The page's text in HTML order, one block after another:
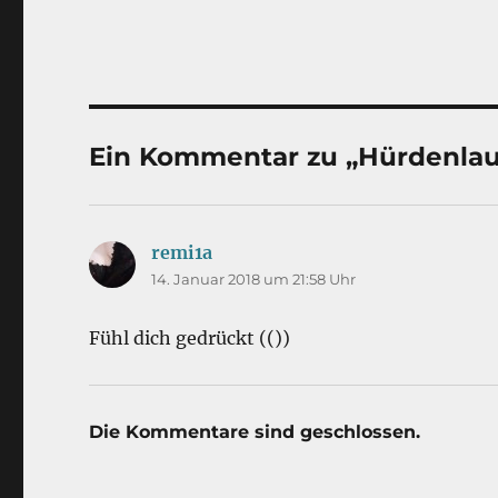
Ein Kommentar zu
remi1a
14. Januar 2018 um 21:58 Uhr
Fühl dich gedrückt (())
Die Kommentare sind geschlossen.